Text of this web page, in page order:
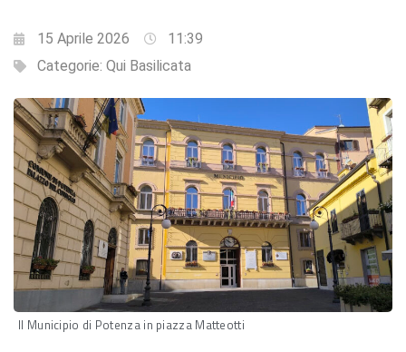
15 Aprile 2026
11:39
Categorie: Qui Basilicata
Il Municipio di Potenza in piazza Matteotti